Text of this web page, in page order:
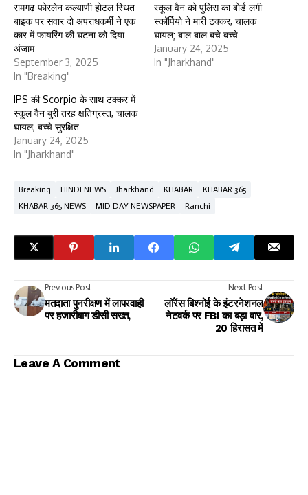
रामगढ़ फोरलेन कल्याणी होटल स्थित
बाइक पर सवार दो अपराधकर्मी ने एक
कार में फायरिंग की घटना को दिया
अंजाम
September 3, 2025
In "Breaking"
स्कूल वैन को पुलिस का बोर्ड लगी
स्कॉर्पियो ने मारी टक्कर, चालक
घायल; बाल बाल बचे बच्चे
January 24, 2025
In "Jharkhand"
IPS की Scorpio के साथ टक्कर में
स्कूल वैन बुरी तरह क्षतिग्रस्त, चालक
घायल, बच्चे सुरक्षित
January 24, 2025
In "Jharkhand"
Breaking HINDI NEWS Jharkhand KHABAR
KHABAR 365
KHABAR 365 NEWS
MID DAY NEWSPAPER Ranchi
Previous Post
मतदाता पुनरीक्षण में लापरवाही
पर हजारीबाग डीसी सख्त,
Next Post
लॉरेंस बिश्नोई के इंटरनेशनल
नेटवर्क पर FBI का बड़ा वार,
20 हिरासत में
Leave A Comment